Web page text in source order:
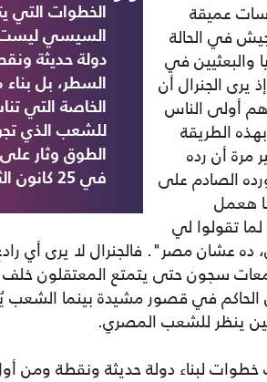
الخطوات التي
السيسي ليست
دولة حديثة
السطر، بل
الخاصة التي
للشعب الذي
الطوق وثار على
في 25 كانون الثاني/ يناير
عميقة
في الحالة
في
يرى الجنرال أن
هم أولى الناس
الطريقة
مرة أن رده
الصادم على
هعمل
تقولوا لي
عشان مصر". فالجنرال لا يرى أي
سجون حتى يتمتع المعتقلون
الحاكم في قصور مشيدة بينما
ينظر للشعب المصري.
لبناء دولة حديثة ونقطة ومن